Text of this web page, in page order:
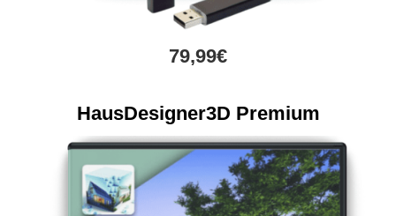
79,99€
HausDesigner3D Premium